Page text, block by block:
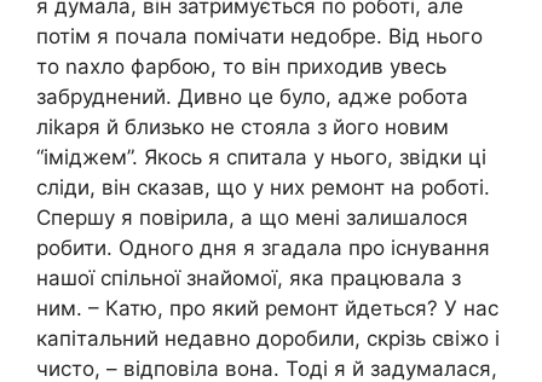
я думала, він затримується по роботі, але
потім я почала помічати недобре. Від нього
то nахло фарбою, то він приходив увесь
забруднений. Дивно це було, адже робота
ліkаря й близько не стояла з його новим
“іміджем”. Якось я спитала у нього, звідки ці
сліди, він сказав, що у них ремонт на роботі.
Спершу я повірила, а що мені залишалося
робити. Одного дня я згадала про існування
нашої спільної знайомої, яка працювала з
ним. – Катю, про який ремонт йдеться? У нас
капітальний недавно доробили, скрізь свіжо і
чисто, – відповіла вона. Тоді я й задумалася,